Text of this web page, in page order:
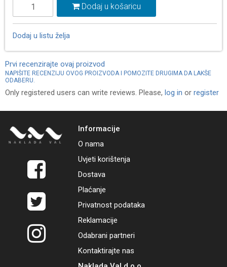
Dodaj u košaricu
Dodaj u listu želja
Prvi recenzirajte ovaj proizvod
NAPIŠITE RECENZIJU OVOG PROIZVODA I POMOZITE DRUGIMA DA LAKŠE
ODABERU.
Only registered users can write reviews. Please, log in or register
Informacije
O nama
Uvjeti korištenja
Dostava
Plaćanje
Privatnost podataka
Reklamacije
Odabrani partneri
Kontaktirajte nas